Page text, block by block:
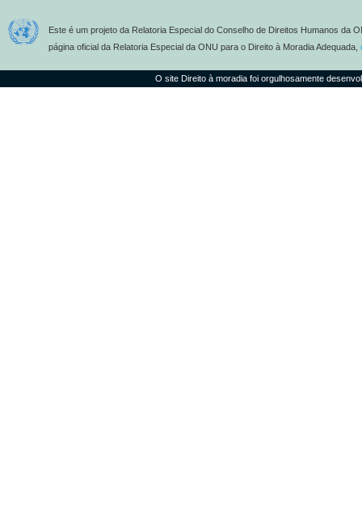
Este é um projeto da Relatoria Especial do Conselho de Direitos Humanos da
página oficial da Relatoria Especial da ONU para o Direito à Moradia Adequada,
O site Direito à moradia foi orgulhosamente